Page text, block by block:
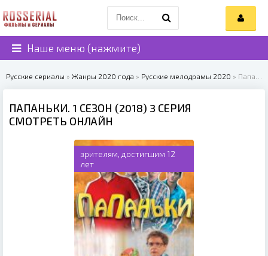
Наше меню (нажмите)
Русские сериалы » Жанры 2020 года » Русские мелодрамы 2020 » Папаньки. 1 сезон (2018)
ПАПАНЬКИ. 1 СЕЗОН (2018) 3 СЕРИЯ
СМОТРЕТЬ ОНЛАЙН
зрителям, достигшим 12
лет